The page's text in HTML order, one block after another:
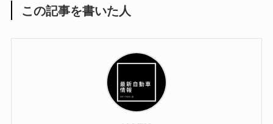
この記事を書いた人